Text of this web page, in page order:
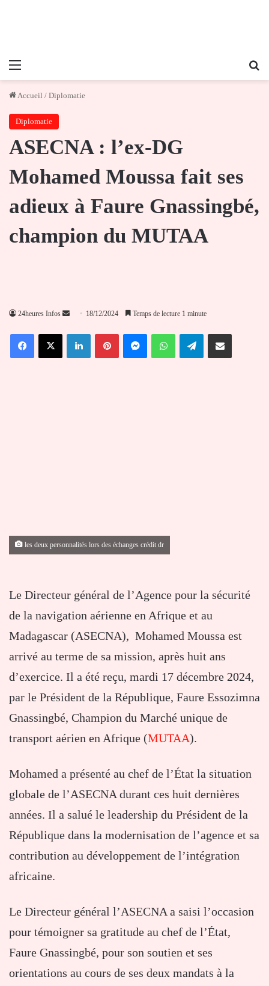
Menu
Accueil / Diplomatie
Diplomatie
ASECNA : l’ex-DG
Mohamed Moussa fait ses
adieux à Faure Gnassingbé,
champion du MUTAA
24heures Infos
Envoyer
courriel
18/12/2024 Temps de lecture 1 minute
FacebookX LinkedinPinterestMessengerWhatsAppTelegramPartager par email
les deux personnalités lors des échanges crédit dr
Le Directeur général de l’Agence pour la sécurité
de la navigation aérienne en Afrique et au
Madagascar (ASECNA), Mohamed Moussa est
arrivé au terme de sa mission, après huit ans
d’exercice. Il a été reçu, mardi 17 décembre 2024,
par le Président de la République, Faure Essozimna
Gnassingbé, Champion du Marché unique de
transport aérien en Afrique (MUTAA).
Mohamed a présenté au chef de l’État la situation
globale de l’ASECNA durant ces huit dernières
années. Il a salué le leadership du Président de la
République dans la modernisation de l’agence et sa
contribution au développement de l’intégration
africaine.
Le Directeur général l’ASECNA a saisi l’occasion
pour témoigner sa gratitude au chef de l’État,
Faure Gnassingbé, pour son soutien et ses
orientations au cours de ses deux mandats à la